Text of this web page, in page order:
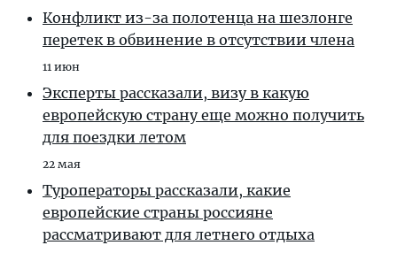
Конфликт из-за полотенца на шезлонге
перетек в обвинение в отсутствии члена
11 июн
Эксперты рассказали, визу в какую
европейскую страну еще можно получить
для поездки летом
22 мая
Туроператоры рассказали, какие
европейские страны россияне
рассматривают для летнего отдыха